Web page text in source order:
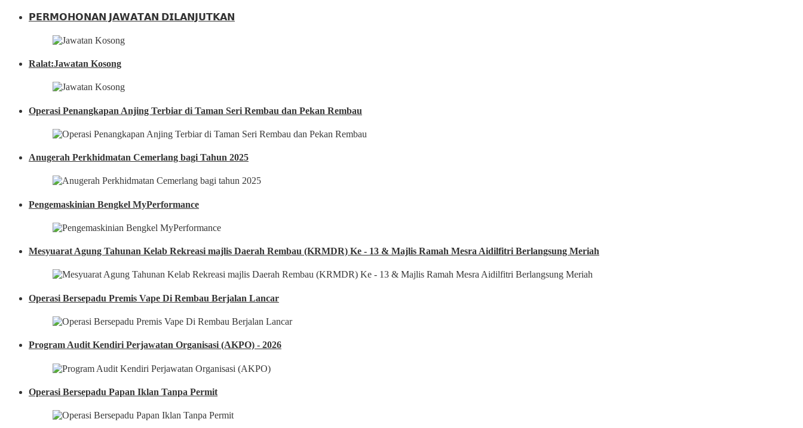
𝗣𝗘𝗥𝗠𝗢𝗛𝗢𝗡𝗔𝗡 𝗝𝗔𝗪𝗔𝗧𝗔𝗡 𝗗𝗜𝗟𝗔𝗡𝗝𝗨𝗧𝗞𝗔𝗡
Ralat:Jawatan Kosong
Operasi Penangkapan Anjing Terbiar di Taman Seri Rembau dan Pekan Rembau
Anugerah Perkhidmatan Cemerlang bagi Tahun 2025
Pengemaskinian Bengkel MyPerformance
Mesyuarat Agung Tahunan Kelab Rekreasi majlis Daerah Rembau (KRMDR) Ke - 13 & Majlis Ramah Mesra Aidilfitri Berlangsung Meriah
Operasi Bersepadu Premis Vape Di Rembau Berjalan Lancar
Program Audit Kendiri Perjawatan Organisasi (AKPO) - 2026
Operasi Bersepadu Papan Iklan Tanpa Permit